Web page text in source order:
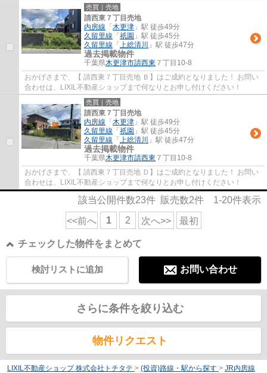
売買｜売地
請西東７丁目売地
内房線 「 木更津 」駅 徒歩49分
久留里線 「 祇園 」駅 徒歩45分
久留里線 「 上総清川 」駅 徒歩47分
過去掲載物件
千葉県木更津市請西東 ７丁目10-8
おかげさまで、【 請西東７丁目売地 Ｂ】はご成約となりました！ お問い
合わせは、LIXIL不動産ショップまで何なりとお申し付けください！
売買｜売地
請西東７丁目売地
内房線 「 木更津 」駅 徒歩49分
久留里線 「 祇園 」駅 徒歩45分
久留里線 「 上総清川 」駅 徒歩47分
過去掲載物件
千葉県木更津市請西東 ７丁目10-8
おかげさまで、【 請西東７丁目売地 Ｄ】はご成約となりました！ お問い
合わせは、LIXIL不動産ショップまで何なりとお申し付けください！
該当公開件数23件 販売数2件 1-20件表示
<<前へ 1 2 次へ>> 最初
チェックした物件をまとめて
お問い合わせ
検討リストに追加
さらに条件を絞り込む
物件リクエスト
LIXIL不動産ショップ 株式会社トチタテ > (投資)路線・駅から探す > JR内房線